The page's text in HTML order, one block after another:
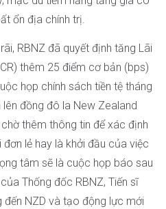
ổn địa chính trị.
RBNZ đã quyết định tăng Lãi
thêm 25 điểm cơ bản (bps)
họp chính sách tiền tệ tháng
lên đồng đô la New Zealand
thêm thông tin để xác định
lẻ hay là khởi đầu của việc
tâm sẽ là cuộc họp báo sau
Thống đốc RBNZ, Tiến sĩ
đến NZD và tạo động lực mới